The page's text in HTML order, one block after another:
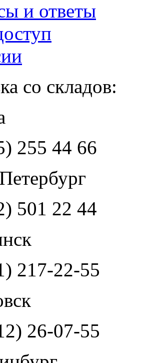
и ответы
со складов:
255 44 66
501 22 44
217-22-55
26-07-55